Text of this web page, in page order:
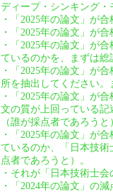
ディープ・シンキング・
・「2025年の論文」が
・「2025年の論文」が
・「2025年の論文」が
ているのかを、まずは総
・「2025年の論文」が
所を抽出してください
・「2025年の論文」が
文の質が上回っている
（誰が採点者であろうと
・「2025年の論文」が
ているのか、「日本技
点者であろうと）。
・それが「日本技術士
・「2024年の論文」の